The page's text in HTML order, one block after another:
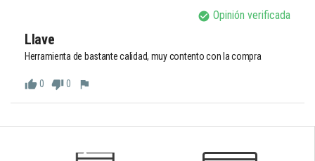
check_circle Opinión verificada
Llave
Herramienta de bastante calidad, muy contento con la compra
thumb_up0 thumb_down0 flag